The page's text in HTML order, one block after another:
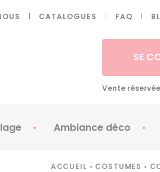
CATALOGUES FAQ
SE
Vente
Ambiance déco
ACCUEIL • COSTUMES •